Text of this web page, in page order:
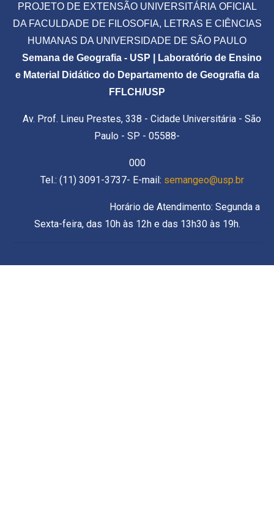
PROJETO DE EXTENSÃO UNIVERSITÁRIA OFICIAL
DA FACULDADE DE FILOSOFIA, LETRAS E CIÊNCIAS
HUMANAS DA UNIVERSIDADE DE SÃO PAULO
Semana de Geografia - USP | Laboratório de Ensino
e Material Didático do Departamento de Geografia da
FFLCH/USP
Av. Prof. Lineu Prestes, 338 - Cidade Universitária - São
Paulo - SP - 05588-
000
Tel.: (11) 3091-3737- E-mail: semangeo@usp.br
Horário de Atendimento: Segunda a
Sexta-feira, das 10h às 12h e das 13h30 às 19h.